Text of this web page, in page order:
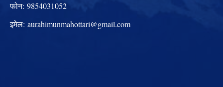
फोन: 9854031052
इमेल: aurahimunmahottari@gmail.com